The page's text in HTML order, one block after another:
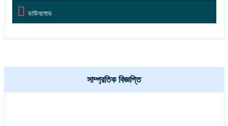
 ডাউনলোড
সাম্প্রতিক বিজ্ঞপ্তি